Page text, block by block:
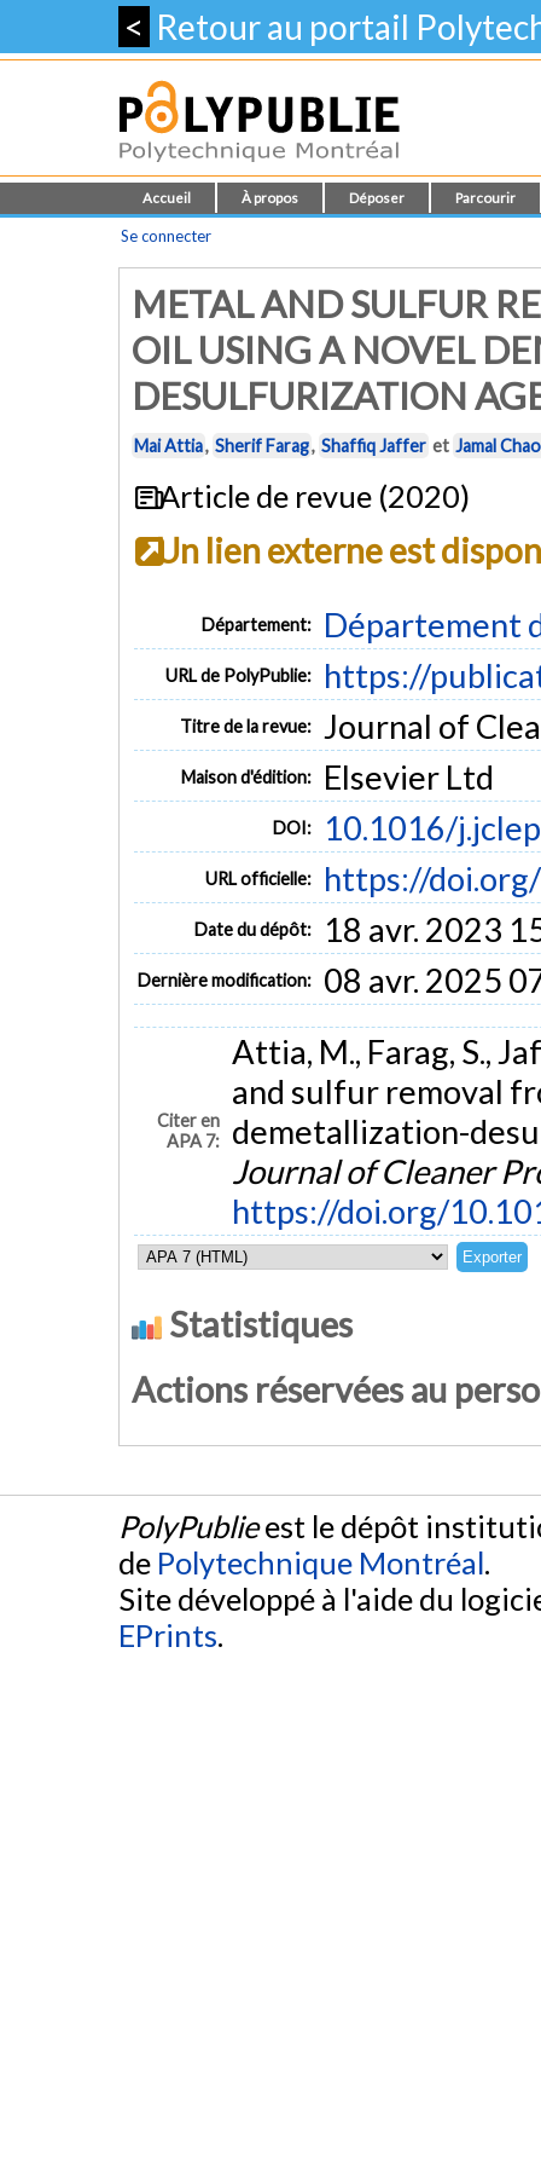
< Retour au portail
Accueil À propos Déposer Parcourir
Se connecter
METAL AND SULFUR
OIL USING A NOVEL
DESULFURIZATION
Mai Attia, Sherif Farag, Shaffiq Jaffer et Jamal
Article de revue (2020)
Un lien externe est
Département: Département
URL de PolyPublie: https://
Titre de la revue: Journal of
Maison d'édition: Elsevier Ltd
DOI: 10.1016/
URL officielle: https://
Date du dépôt: 18 avr. 2023
Dernière modification: 08 avr. 2025
Citer en
APA 7:
Attia, M., Farag, S.,
and sulfur removal
demetallization-
Journal of Cleaner
https://doi.org/
Statistiques
Actions réservées au
PolyPublieest le dépôt
de Polytechnique Montréal.
Site développé à l'aide du
EPrints.